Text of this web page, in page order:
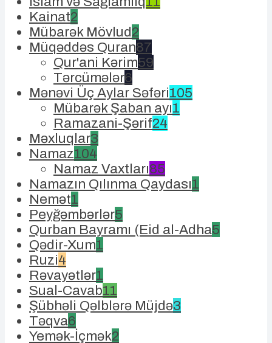
Kainat2
Mübarək Mövlud2
Müqəddəs Quran87
Qur'ani Kərim59
Tərcümələr6
Mənəvi Üç Aylar Səfəri105
Mübarək Şaban ayı1
Ramazani-Şərif24
Məxluqlar3
Namaz104
Namaz Vaxtları85
Namazın Qılınma Qaydası1
Nemət1
Peyğəmbərlər5
Qurban Bayramı (Eid al-Adha5
Qədir-Xum1
Ruzi4
Rəvayətlər1
Sual-Cavab11
Şübhəli Qəlblərə Müjdə3
Təqva6
Yemək-İçmək2